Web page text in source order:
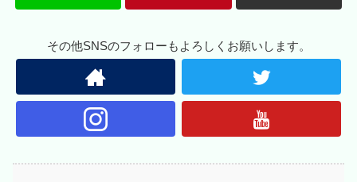
その他SNSのフォローもよろしくお願いします。